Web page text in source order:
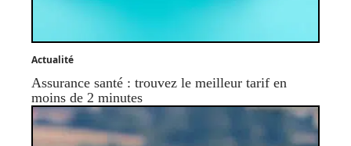
Actualité
Assurance santé : trouvez le meilleur tarif en
moins de 2 minutes